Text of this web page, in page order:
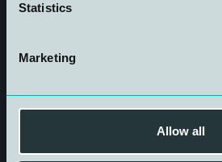
Statistics
Marketing
Allow all
Get in touch